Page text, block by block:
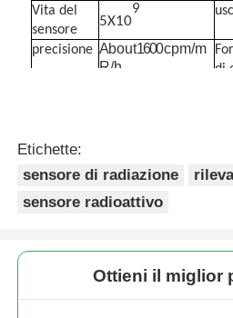
Dosimetro personale
Monitor degli ioni negativi
Vita del
sensore
5X10
9
precisione A b o u t 1600 c p m / m
R / h
di
di lavoro
Etichette:
sensore di radiazione
sensore radioattivo
Ottieni il miglior